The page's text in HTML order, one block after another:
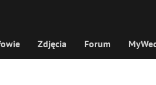
Zdjęcia Forum